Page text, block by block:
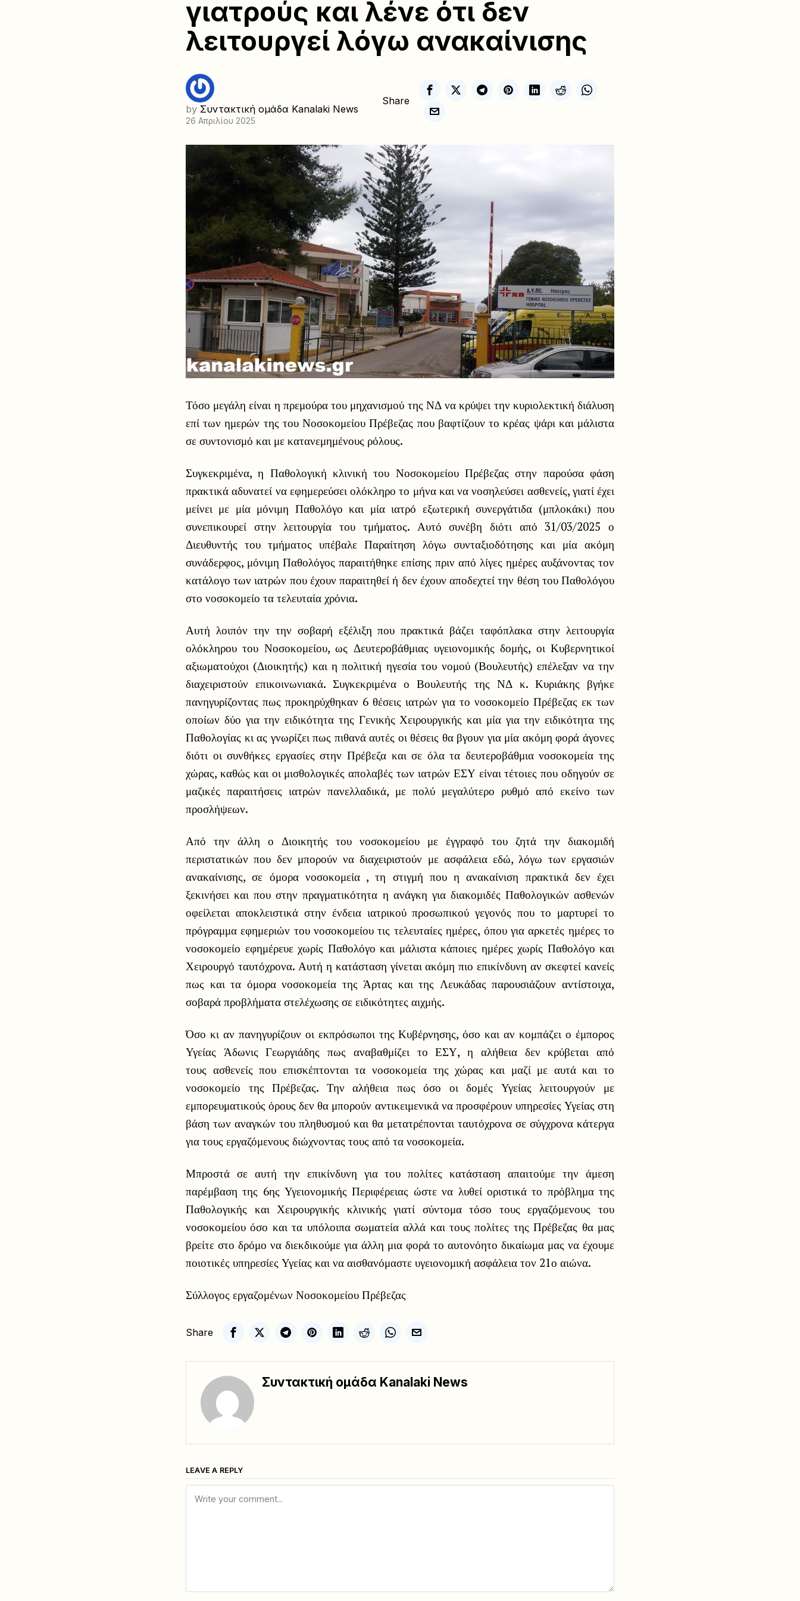
γιατρούς και λένε ότι δεν
λειτουργεί λόγω ανακαίνισης
by Συντακτική ομάδα Kanalaki News
26 Απριλίου 2025
Share
Τόσο μεγάλη είναι η πρεμούρα του μηχανισμού της ΝΔ να κρύψει την κυριολεκτική διάλυση
επί των ημερών της του Νοσοκομείου Πρέβεζας που βαφτίζουν το κρέας ψάρι και μάλιστα
σε συντονισμό και με κατανεμημένους ρόλους.
Συγκεκριμένα, η Παθολογική κλινική του Νοσοκομείου Πρέβεζας στην παρούσα φάση
πρακτικά αδυνατεί να εφημερεύσει ολόκληρο το μήνα και να νοσηλεύσει ασθενείς, γιατί έχει
μείνει με μία μόνιμη Παθολόγο και μία ιατρό εξωτερική συνεργάτιδα (μπλοκάκι) που
συνεπικουρεί στην λειτουργία του τμήματος. Αυτό συνέβη διότι από 31/03/2025 ο
Διευθυντής του τμήματος υπέβαλε Παραίτηση λόγω συνταξιοδότησης και μία ακόμη
συνάδερφος, μόνιμη Παθολόγος παραιτήθηκε επίσης πριν από λίγες ημέρες αυξάνοντας τον
κατάλογο των ιατρών που έχουν παραιτηθεί ή δεν έχουν αποδεχτεί την θέση του Παθολόγου
στο νοσοκομείο τα τελευταία χρόνια.
Αυτή λοιπόν την την σοβαρή εξέλιξη που πρακτικά βάζει ταφόπλακα στην λειτουργία
ολόκληρου του Νοσοκομείου, ως Δευτεροβάθμιας υγειονομικής δομής, οι Κυβερνητικοί
αξιωματούχοι (Διοικητής) και η πολιτική ηγεσία του νομού (Βουλευτής) επέλεξαν να την
διαχειριστούν επικοινωνιακά. Συγκεκριμένα ο Βουλευτής της ΝΔ κ. Κυριάκης βγήκε
πανηγυρίζοντας πως προκηρύχθηκαν 6 θέσεις ιατρών για το νοσοκομείο Πρέβεζας εκ των
οποίων δύο για την ειδικότητα της Γενικής Χειρουργικής και μία για την ειδικότητα της
Παθολογίας κι ας γνωρίζει πως πιθανά αυτές οι θέσεις θα βγουν για μία ακόμη φορά άγονες
διότι οι συνθήκες εργασίες στην Πρέβεζα και σε όλα τα δευτεροβάθμια νοσοκομεία της
χώρας, καθώς και οι μισθολογικές απολαβές των ιατρών ΕΣΥ είναι τέτοιες που οδηγούν σε
μαζικές παραιτήσεις ιατρών πανελλαδικά, με πολύ μεγαλύτερο ρυθμό από εκείνο των
προσλήψεων.
Από την άλλη ο Διοικητής του νοσοκομείου με έγγραφό του ζητά την διακομιδή
περιστατικών που δεν μπορούν να διαχειριστούν με ασφάλεια εδώ, λόγω των εργασιών
ανακαίνισης, σε όμορα νοσοκομεία , τη στιγμή που η ανακαίνιση πρακτικά δεν έχει
ξεκινήσει και που στην πραγματικότητα η ανάγκη για διακομιδές Παθολογικών ασθενών
οφείλεται αποκλειστικά στην ένδεια ιατρικού προσωπικού γεγονός που το μαρτυρεί το
πρόγραμμα εφημεριών του νοσοκομείου τις τελευταίες ημέρες, όπου για αρκετές ημέρες το
νοσοκομείο εφημέρευε χωρίς Παθολόγο και μάλιστα κάποιες ημέρες χωρίς Παθολόγο και
Χειρουργό ταυτόχρονα. Αυτή η κατάσταση γίνεται ακόμη πιο επικίνδυνη αν σκεφτεί κανείς
πως και τα όμορα νοσοκομεία της Άρτας και της Λευκάδας παρουσιάζουν αντίστοιχα,
σοβαρά προβλήματα στελέχωσης σε ειδικότητες αιχμής.
Όσο κι αν πανηγυρίζουν οι εκπρόσωποι της Κυβέρνησης, όσο και αν κομπάζει ο έμπορος
Υγείας Άδωνις Γεωργιάδης πως αναβαθμίζει το ΕΣΥ, η αλήθεια δεν κρύβεται από
τους ασθενείς που επισκέπτονται τα νοσοκομεία της χώρας και μαζί με αυτά και το
νοσοκομείο της Πρέβεζας. Την αλήθεια πως όσο οι δομές Υγείας λειτουργούν με
εμπορευματικούς όρους δεν θα μπορούν αντικειμενικά να προσφέρουν υπηρεσίες Υγείας στη
βάση των αναγκών του πληθυσμού και θα μετατρέπονται ταυτόχρονα σε σύγχρονα κάτεργα
για τους εργαζόμενους διώχνοντας τους από τα νοσοκομεία.
Μπροστά σε αυτή την επικίνδυνη για του πολίτες κατάσταση απαιτούμε την άμεση
παρέμβαση της 6ης Υγειονομικής Περιφέρειας ώστε να λυθεί οριστικά το πρόβλημα της
Παθολογικής και Χειρουργικής κλινικής γιατί σύντομα τόσο τους εργαζόμενους του
νοσοκομείου όσο και τα υπόλοιπα σωματεία αλλά και τους πολίτες της Πρέβεζας θα μας
βρείτε στο δρόμο να διεκδικούμε για άλλη μια φορά το αυτονόητο δικαίωμα μας να έχουμε
ποιοτικές υπηρεσίες Υγείας και να αισθανόμαστε υγειονομική ασφάλεια τον 21ο αιώνα.
Σύλλογος εργαζομένων Νοσοκομείου Πρέβεζας
Share
Συντακτική ομάδα Kanalaki News
LEAVE A REPLY